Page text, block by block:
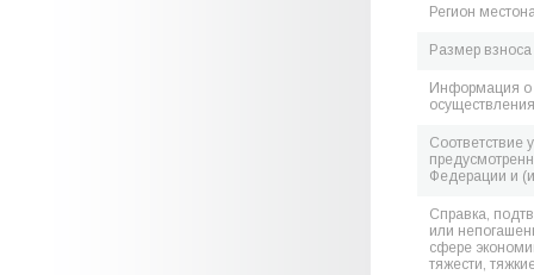
Регион
Размер
Информация о
Соответствие
Федерации и
Справка,
или
сфере
тяжести,